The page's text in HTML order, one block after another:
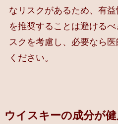
なリスクがあるため、有
を推奨することは避ける
スクを考慮し、必要なら
ください。
ウイスキーの成分が